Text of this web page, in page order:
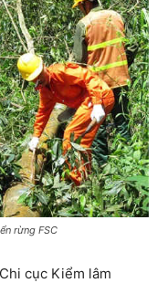
rừng FSC
cục Kiểm lâm